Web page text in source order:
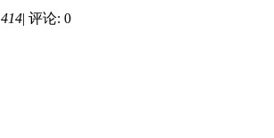
414| 评论: 0